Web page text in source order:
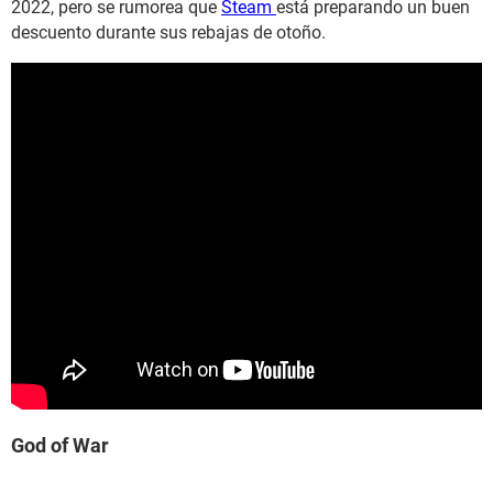
2022, pero se rumorea que Steam está preparando un buen
descuento durante sus rebajas de otoño.
God of War